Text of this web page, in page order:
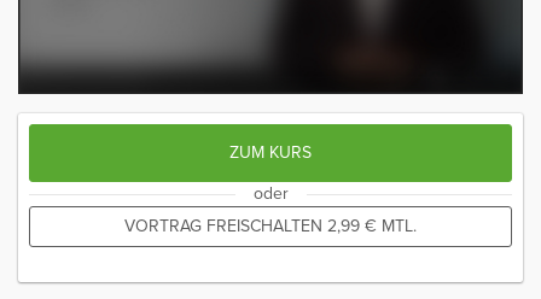
ZUM KURS
oder
VORTRAG FREISCHALTEN 2,99 € MTL.